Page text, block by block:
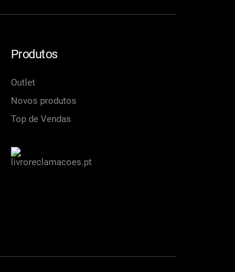
Produtos
Outlet
Novos produtos
Top de Vendas